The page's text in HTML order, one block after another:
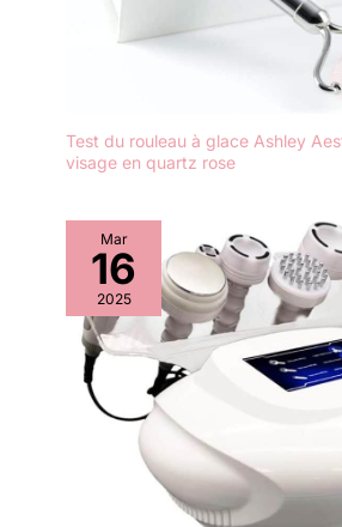
Test du rouleau à glace Ashley
visage en quartz rose
Mar
16
2025